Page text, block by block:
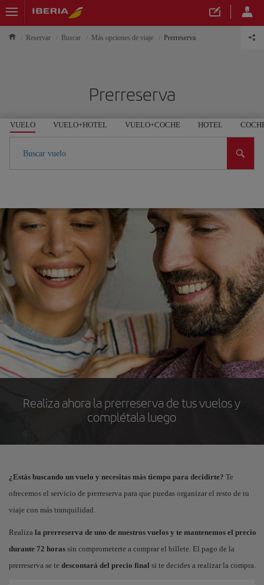
Reservar Buscar Más opciones de viaje Prerreserva
Prerreserva
VUELO VUELO+HOTEL VUELO+COCHE HOTEL
Buscar vuelo
Realiza ahora la prerreserva de tus vuelos y
complétala luego
¿Estás buscando un vuelo y necesitas más tiempo para decidirte? Te
ofrecemos el servicio de prerreserva para que puedas organizar el resto de tu
viaje con más tranquilidad.
Realiza la prerreserva de uno de nuestros vuelos y te mantenemos el precio
durante 72 horas sin comprometerte a comprar el billete. El pago de la
prerreserva se te descontará del precio final si te decides a realizar la compra.